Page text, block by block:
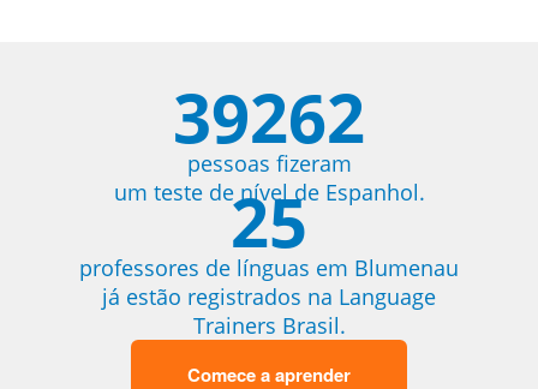
39262
pessoas fizeram
um teste de nível de Espanhol.
25
professores de línguas em Blumenau
já estão registrados na Language
Trainers Brasil.
Comece a aprender